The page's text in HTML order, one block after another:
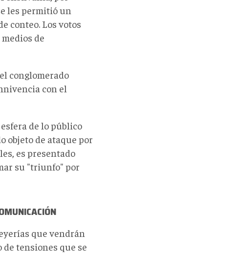
les permitió un
conteo. Los votos
de
conglomerado
con el
de lo público
objeto de ataque por
es presentado
su "triunfo" por
que vendrán
tensiones que se